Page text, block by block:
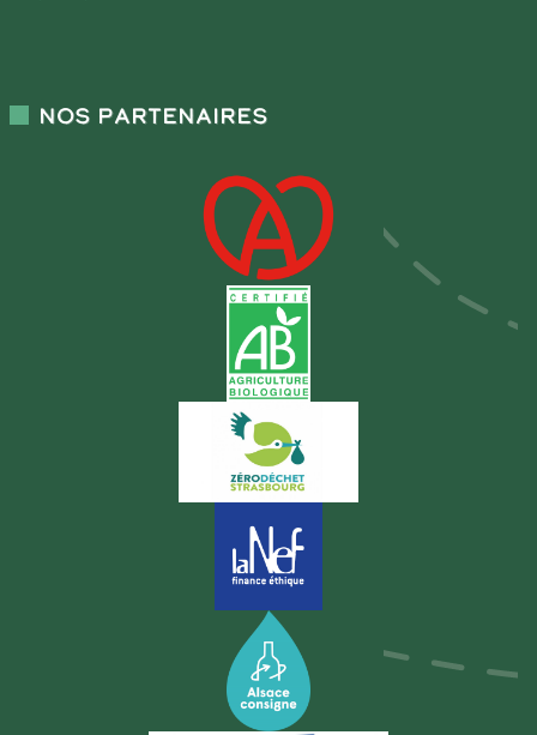
Nos partenaires